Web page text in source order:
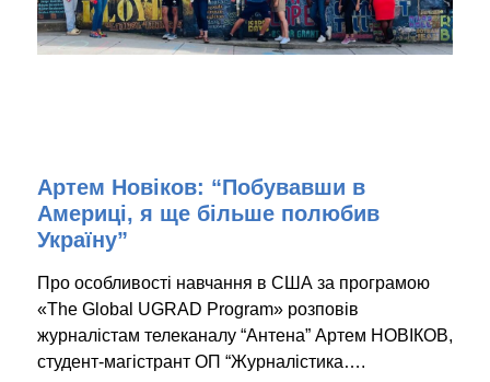
Артем Новіков: “Побувавши в
Америці, я ще більше полюбив
Україну”
Про особливості навчання в США за програмою
«The Global UGRAD Program» розповів
журналістам телеканалу “Антена” Артем НОВІКОВ,
студент-магістрант ОП “Журналістика….